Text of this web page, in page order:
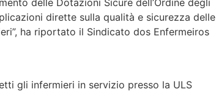
delle Dotazioni Sicure dell’Ordine degli
dirette sulla qualità e sicurezza delle
ha riportato il Sindicato dos Enfermeiros
gli infermieri in servizio presso la ULS